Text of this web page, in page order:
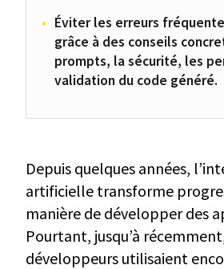
Éviter les erreurs
grâce à des conseils
prompts, la sécurité, les
validation du code généré.
Depuis quelques années,
artificielle transforme
manière de développer des
Pourtant, jusqu’à
développeurs utilisaient